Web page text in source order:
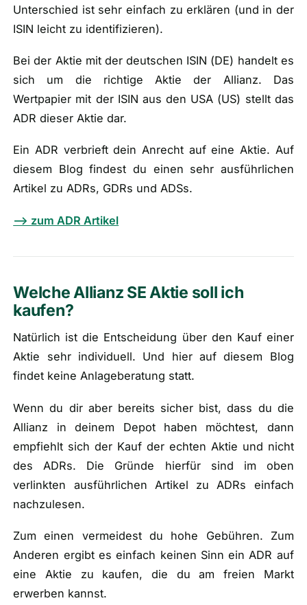
Unterschied ist sehr einfach zu erklären (und in der
ISIN leicht zu identifizieren).
Bei der Aktie mit der deutschen ISIN (DE) handelt es
sich um die richtige Aktie der Allianz. Das
Wertpapier mit der ISIN aus den USA (US) stellt das
ADR dieser Aktie dar.
Ein ADR verbrieft dein Anrecht auf eine Aktie. Auf
diesem Blog findest du einen sehr ausführlichen
Artikel zu ADRs, GDRs und ADSs.
—> zum ADR Artikel
Welche Allianz SE Aktie soll ich
kaufen?
Natürlich ist die Entscheidung über den Kauf einer
Aktie sehr individuell. Und hier auf diesem Blog
findet keine Anlageberatung statt.
Wenn du dir aber bereits sicher bist, dass du die
Allianz in deinem Depot haben möchtest, dann
empfiehlt sich der Kauf der echten Aktie und nicht
des ADRs. Die Gründe hierfür sind im oben
verlinkten ausführlichen Artikel zu ADRs einfach
nachzulesen.
Zum einen vermeidest du hohe Gebühren. Zum
Anderen ergibt es einfach keinen Sinn ein ADR auf
eine Aktie zu kaufen, die du am freien Markt
erwerben kannst.